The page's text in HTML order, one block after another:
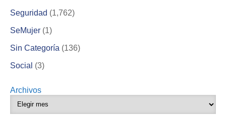
Seguridad (1,762)
SeMujer (1)
Sin Categoría (136)
Social (3)
Archivos